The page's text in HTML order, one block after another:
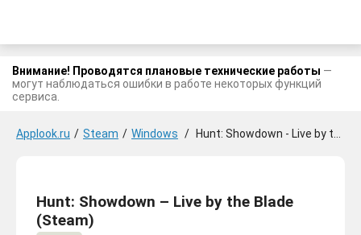
Внимание! Проводятся плановые технические работы —
могут наблюдаться ошибки в работе некоторых функций
сервиса.
Applook.ru / Steam / Windows / Hunt: Showdown - Live by the Blade
Hunt: Showdown – Live by the Blade
(Steam)